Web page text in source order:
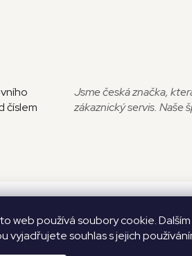
web používá soubory cookie.
vyjadřujete souhlas s jejich
číslem
Jsme česká značka,
zákaznický servis. Naše